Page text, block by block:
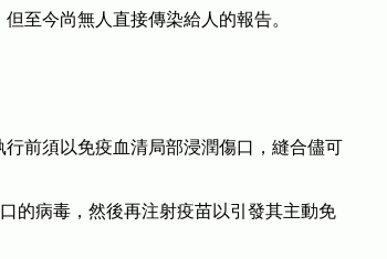
至今尚無人直接傳染給人的報告。
前須以免疫血清局部浸潤傷口，縫合儘可
的病毒，然後再注射疫苗以引發其主動免